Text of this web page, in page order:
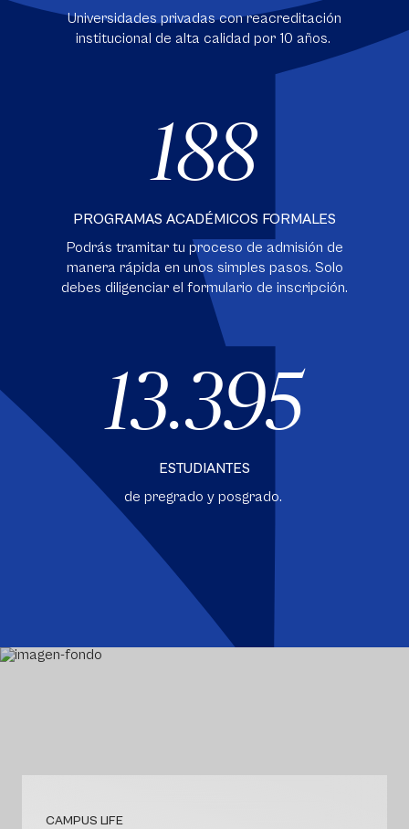
Universidades privadas con reacreditación
institucional de alta calidad por 10 años.
188
PROGRAMAS ACADÉMICOS FORMALES
Podrás tramitar tu proceso de admisión de
manera rápida en unos simples pasos. Solo
debes diligenciar el formulario de inscripción.
13.395
ESTUDIANTES
de pregrado y posgrado.
CAMPUS LIFE